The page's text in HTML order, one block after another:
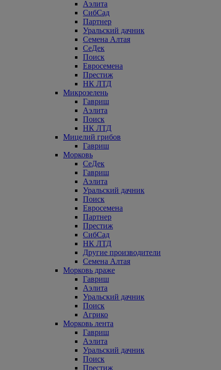
Аэлита
СибСад
Партнер
Уральский дачник
Семена Алтая
СеДек
Поиск
Евросемена
Престиж
НК ЛТД
Микрозелень
Гавриш
Аэлита
Поиск
НК ЛТД
Мицелий грибов
Гавриш
Морковь
СеДек
Гавриш
Аэлита
Уральский дачник
Поиск
Евросемена
Партнер
Престиж
СибСад
НК ЛТД
Другие производители
Семена Алтая
Морковь драже
Гавриш
Аэлита
Уральский дачник
Поиск
Агрико
Морковь лента
Гавриш
Аэлита
Уральский дачник
Поиск
Престиж